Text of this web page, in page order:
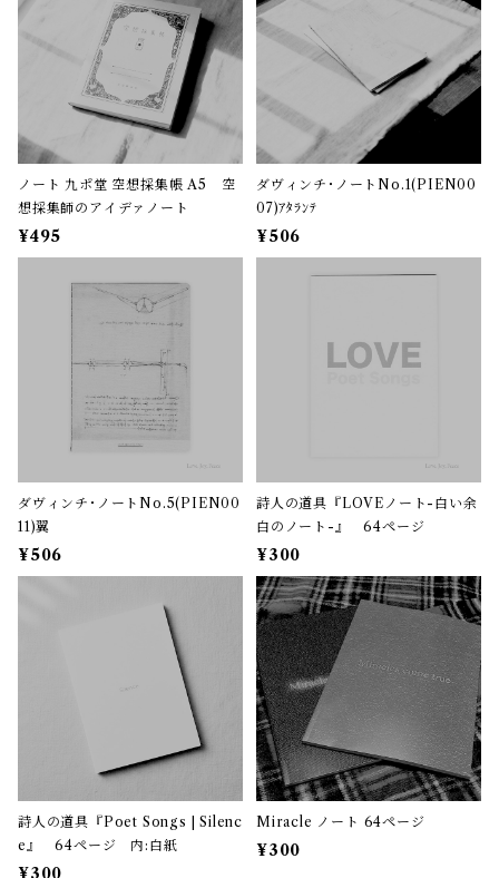
ノート 九ポ堂 空想採集帳 A5 空
想採集師のアイデァノート
¥495
ダヴィンチ･ノートNo.1(PIEN00
07)ｱﾀﾗﾝﾃ
¥506
ダヴィンチ･ノートNo.5(PIEN00
11)翼
¥506
詩人の道具『LOVEノート-白い余
白のノート-』 64ページ
¥300
詩人の道具『Poet Songs | Silenc
e』 64ページ 内:白紙
¥300
Miracle ノート 64ページ
¥300